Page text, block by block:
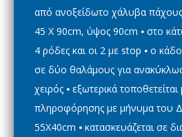
από ανοξείδωτο χάλυβα
45 Χ 90cm, ύψος 90cm ⦁ στο
4 ρόδες και οι 2 με stop ⦁ ο
σε δύο θαλάμους για
χειρός ⦁ εξωτερικά
πληροφόρησης με μήνυμα του
55Χ40cm ⦁ κατασκευάζεται σε